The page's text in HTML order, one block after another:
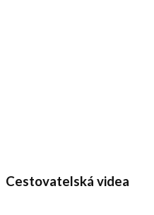
Cestovatelská videa